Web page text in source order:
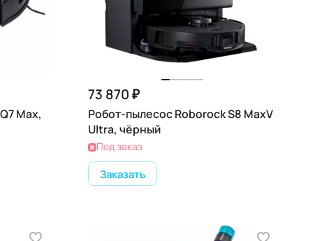
Max,
73 870 ₽
Робот-пылесос Roborock S8 MaxV
Ultra, чёрный
Под заказ
Заказать